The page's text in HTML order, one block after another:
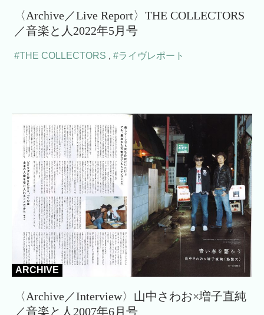
〈Archive／Live Report〉THE COLLECTORS
／音楽と人2022年5月号
#THE COLLECTORS , #ライヴレポート
ARCHIVE
〈Archive／Interview〉山中さわお×増子直純
／音楽と人2007年6月号